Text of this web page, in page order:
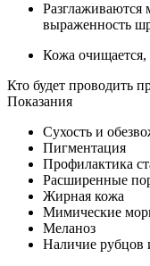
выраженность
Кожа очищается,
Кто будет проводить
Показания
Сухость и
Пигментация
Профилактика
Расширенные
Жирная кожа
Мимические
Меланоз
Наличие рубцов